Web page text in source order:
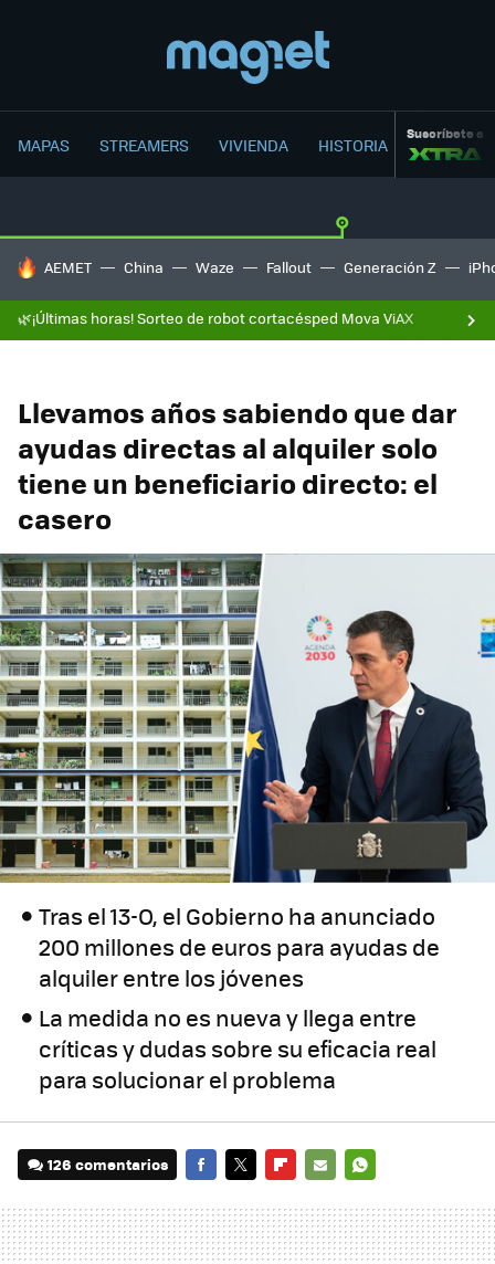
MAPAS STREAMERS VIVIENDA HISTORIA Suscríbete a
HOY SE HABLA DE
AEMET China Waze Fallout Generación Z
🌿¡Últimas horas! Sorteo de robot cortacésped Mova ViAX
Llevamos años sabiendo que dar
ayudas directas al alquiler solo
tiene un beneficiario directo: el
casero
Tras el 13-O, el Gobierno ha anunciado
200 millones de euros para ayudas de
alquiler entre los jóvenes
La medida no es nueva y llega entre
críticas y dudas sobre su eficacia real
para solucionar el problema
126 comentarios
MAIL